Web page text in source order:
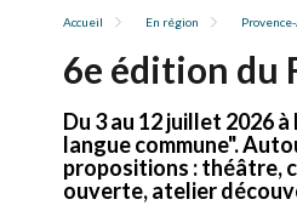
Accueil En région
6e édition du
Du 3 au 12 juillet 2026
langue commune".
propositions : théâtre,
ouverte, atelier